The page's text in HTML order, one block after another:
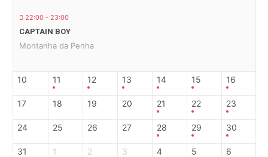
22:00 - 23:00
CAPTAIN BOY
Montanha da Penha
10 11 12 13 14 15 16
17 18 19 20 21 22 23
24 25 26 27 28 29 30
31 1 2 3 4 5 6